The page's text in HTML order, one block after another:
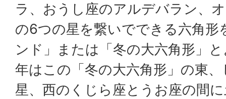
ラ、おうし座のアルデバラン、
の6つの星を繋いでできる六角形
ンド」または「冬の大六角形」
年はこの「冬の大六角形」の東
星、西のくじら座とうお座の間